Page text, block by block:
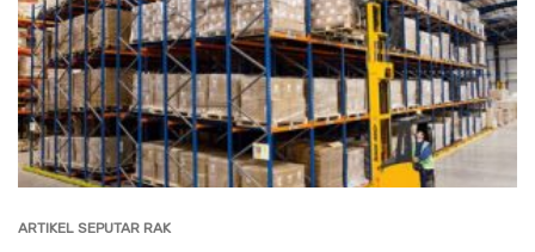
ARTIKEL SEPUTAR RAK